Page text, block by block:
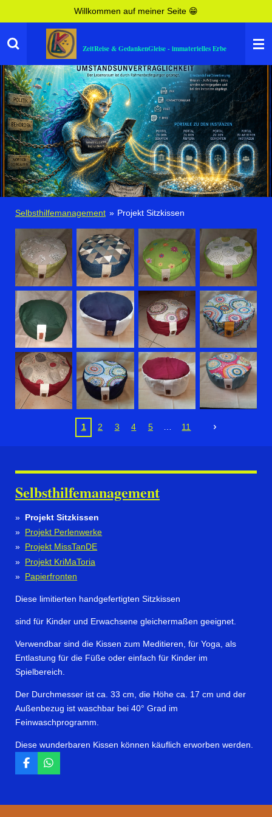
springen
ZeitReise & GedankenGleise - immaterielles Erbe
Willkommen auf meiner Seite 😁
Selbsthilfemanagement » Projekt Sitzkissen
1 2 3 4 5 11
Selbsthilfemanagement
Projekt Sitzkissen
Projekt Perlenwerke
Projekt MissTanDE
Projekt KriMaToria
Papierfronten
Diese limitierten handgefertigten Sitzkissen
sind für Kinder und Erwachsene gleichermaßen geeignet.
Verwendbar sind die Kissen zum Meditieren, für Yoga, als
Entlastung für die Füße oder einfach für Kinder im
Spielbereich.
Der Durchmesser ist ca. 33 cm, die Höhe ca. 17 cm und der
Außenbezug ist waschbar bei 40° Grad im
Feinwaschprogramm.
Diese wunderbaren Kissen können käuflich erworben werden.
F
a
b
W
h
s